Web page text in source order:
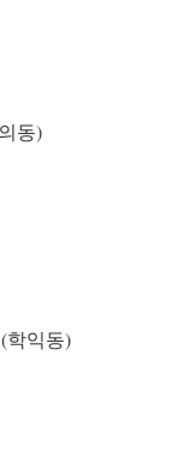
동)
학익동)